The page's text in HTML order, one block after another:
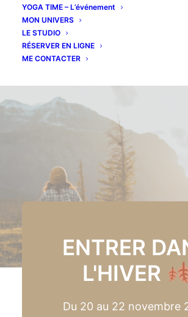
YOGA TIME – L’événement
MON UNIVERS
LE STUDIO
RÉSERVER EN LIGNE
ME CONTACTER
ENTRER
L'HIVER
Du 20 au 22 novembre